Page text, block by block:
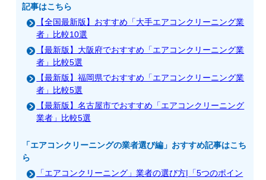
記事はこちら
【全国最新版】おすすめ「大手エアコンクリーニング業
者」比較10選
【最新版】大阪府でおすすめ「エアコンクリーニング業
者」比較5選
【最新版】福岡県でおすすめ「エアコンクリーニング業
者」比較5選
【最新版】名古屋市でおすすめ「エアコンクリーニング
業者」比較5選
「エアコンクリーニングの業者選び編」おすすめ記事はこち
ら
「エアコンクリーニング」業者の選び方|「5つのポイン